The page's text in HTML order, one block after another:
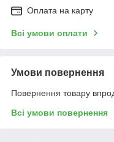
Оплата на карту
Всі умови оплати
Умови повернення
Повернення товару
Всі умови повернення